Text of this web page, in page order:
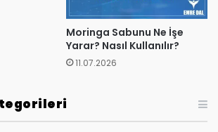
Moringa Sabunu Ne İşe
Yarar? Nasıl Kullanılır?
11.07.2026